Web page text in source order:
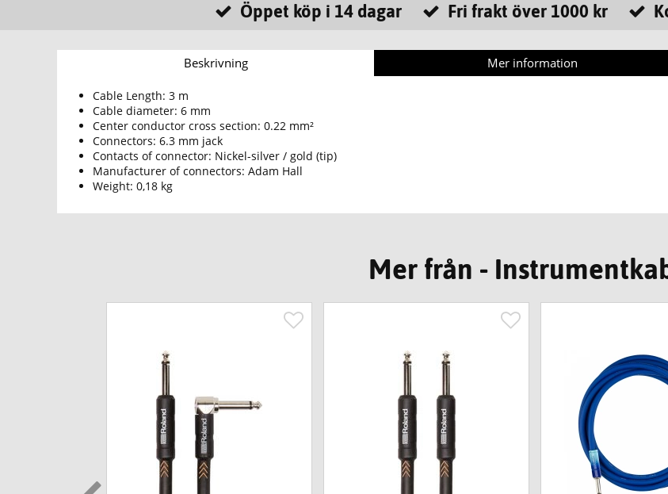
Öppet köp i 14 dagar Fri frakt över 1000 kr
Beskrivning Mer information
Cable Length: 3 m
Cable diameter: 6 mm
Center conductor cross section: 0.22 mm²
Connectors: 6.3 mm jack
Contacts of connector: Nickel-silver / gold (tip)
Manufacturer of connectors: Adam Hall
Weight: 0,18 kg
Mer från -